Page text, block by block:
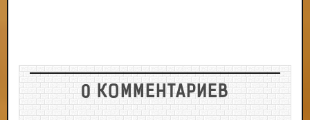
0 КОММЕНТАРИЕВ